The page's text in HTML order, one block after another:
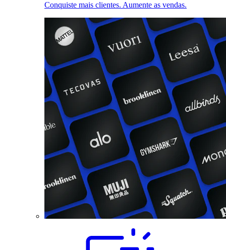
Conquiste mais clientes. Aumente as vendas.